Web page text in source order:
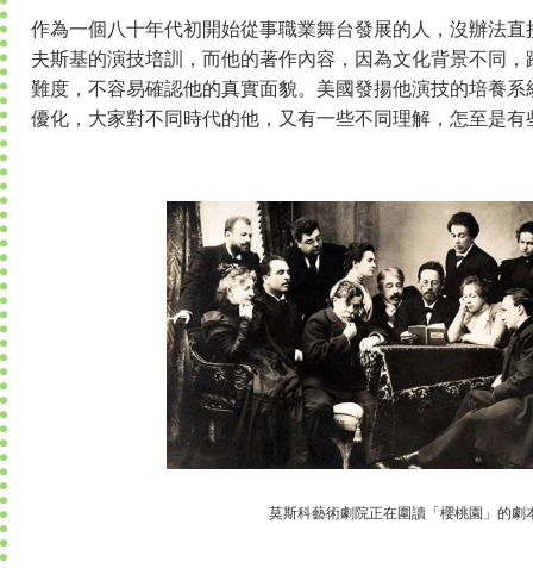
作為一個八十年代初開始從事職業舞台發展的人，沒辦法
夫斯基的演技培訓，而他的著作內容，因為文化背景不同
難度，不容易確認他的真實面貌。美國發揚他演技的培養
優化，大家對不同時代的他，又有一些不同理解，怎至是有
莫斯科藝術劇院正在圍讀「櫻桃園」的劇